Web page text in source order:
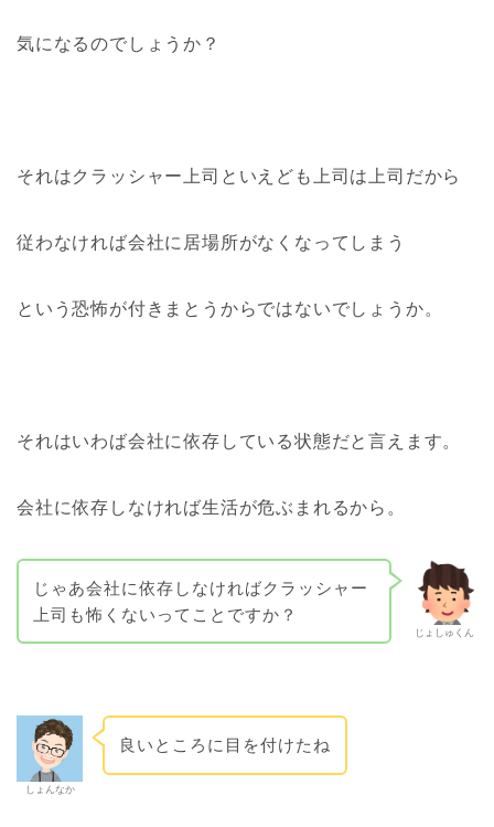
気になるのでしょうか？
それはクラッシャー上司といえども上司は上司だから
従わなければ会社に居場所がなくなってしまう
という恐怖が付きまとうからではないでしょうか。
それはいわば会社に依存している状態だと言えます。
会社に依存しなければ生活が危ぶまれるから。
じょしゅくん
じゃあ会社に依存しなければクラッシャー
上司も怖くないってことですか？
しょんなか
良いところに目を付けたね